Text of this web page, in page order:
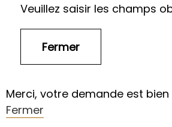
Veuillez saisir les champs
Merci, votre demande est
Fermer